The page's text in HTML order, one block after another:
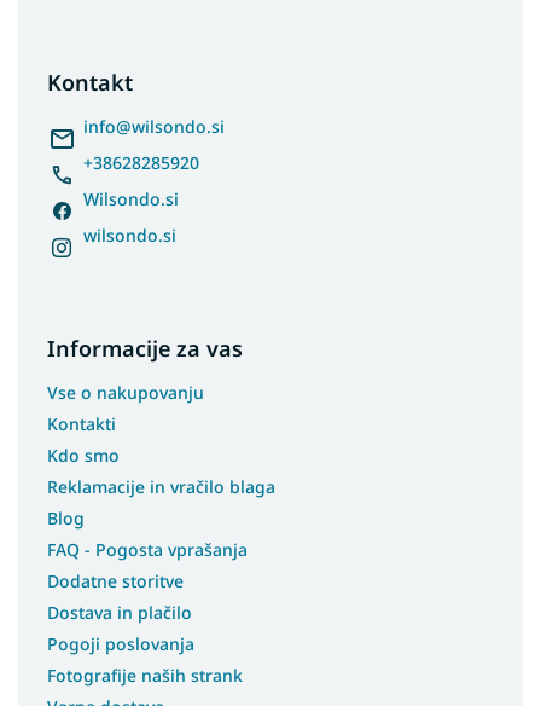
Kontakt
info@wilsondo.si
+38628285920
Wilsondo.si
wilsondo.si
Informacije za vas
Vse o nakupovanju
Kontakti
Kdo smo
Reklamacije in vračilo blaga
Blog
FAQ - Pogosta vprašanja
Dodatne storitve
Dostava in plačilo
Pogoji poslovanja
Fotografije naših strank